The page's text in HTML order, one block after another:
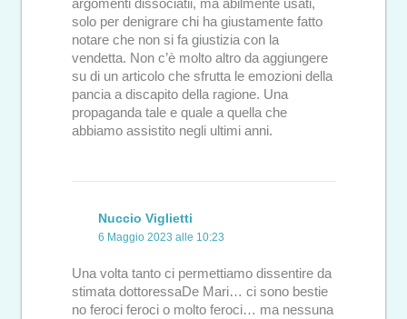
argomenti dissociatii, ma abilmente usati,
solo per denigrare chi ha giustamente fatto
notare che non si fa giustizia con la
vendetta. Non c’è molto altro da aggiungere
su di un articolo che sfrutta le emozioni della
pancia a discapito della ragione. Una
propaganda tale e quale a quella che
abbiamo assistito negli ultimi anni.
Nuccio Viglietti
6 Maggio 2023 alle 10:23
Una volta tanto ci permettiamo dissentire da
stimata dottoressaDe Mari… ci sono bestie
no feroci feroci o molto feroci… ma nessuna